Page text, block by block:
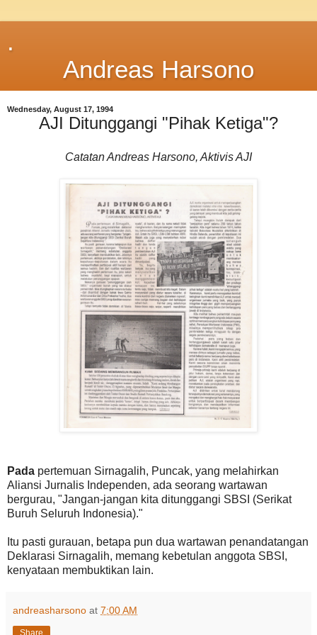
.
Andreas Harsono
Wednesday, August 17, 1994
AJI Ditunggangi "Pihak Ketiga"?
Catatan Andreas Harsono, Aktivis AJI
Pada pertemuan Sirnagalih, Puncak, yang melahirkan
Aliansi Jurnalis Independen, ada seorang wartawan
bergurau, "Jangan-jangan kita ditunggangi SBSI (Serikat
Buruh Seluruh Indonesia)."
Itu pasti gurauan, betapa pun dua wartawan penandatangan
Deklarasi Sirnagalih, memang kebetulan anggota SBSI,
kenyataan membuktikan lain.
andreasharsono at 7:00 AM
Share